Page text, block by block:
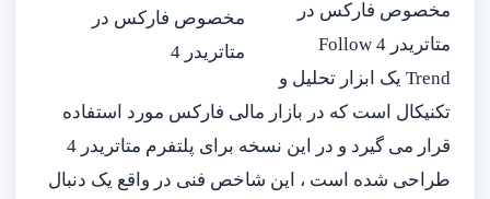
مخصوص فارکس در
متاتریدر 4 Follow
Trend یک ابزار تحلیل و
تکنیکال است که در بازار مالی فارکس مورد استفاده
قرار می گیرد و در این نسخه برای پلتفرم متاتریدر 4
طراحی شده است ، این شاخص فنی در واقع یک دنبال